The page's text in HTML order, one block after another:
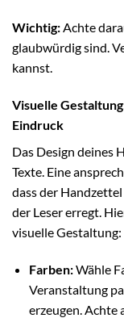
Wichtig:Achte
glaubwürdig sind.
kannst.
Visuelle
Eindruck
Das Design deines
Texte. Eine
dass der
der Leser erregt.
visuelle Gestaltung:
Farben:Wähle
Veranstaltung
erzeugen. Achte